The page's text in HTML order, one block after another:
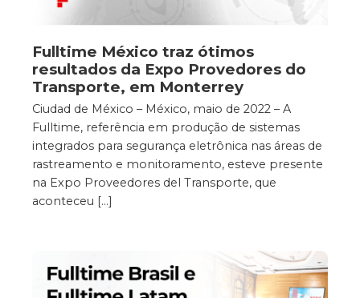
Fulltime México traz ótimos
resultados da Expo Provedores do
Transporte, em Monterrey
Ciudad de México – México, maio de 2022 – A
Fulltime, referência em produção de sistemas
integrados para segurança eletrônica nas áreas de
rastreamento e monitoramento, esteve presente
na Expo Proveedores del Transporte, que
aconteceu […]